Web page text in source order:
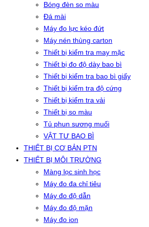
Bóng đèn so màu
Đá mài
Máy đo lực kéo đứt
Máy nén thùng carton
Thiết bị kiểm tra may mặc
Thiết bị đo độ dày bao bì
Thiết bị kiểm tra bao bì giấy
Thiết bị kiểm tra độ cứng
Thiết bị kiểm tra vải
Thiết bị so màu
Tủ phun sương muối
VẬT TƯ BAO BÌ
THIẾT BỊ CƠ BẢN PTN
THIẾT BỊ MÔI TRƯỜNG
Màng lọc sinh học
Máy đo đa chỉ tiêu
Máy đo độ dẫn
Máy đo độ mặn
Máy đo ion